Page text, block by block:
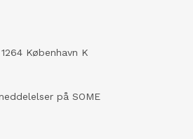
København K
på SOME